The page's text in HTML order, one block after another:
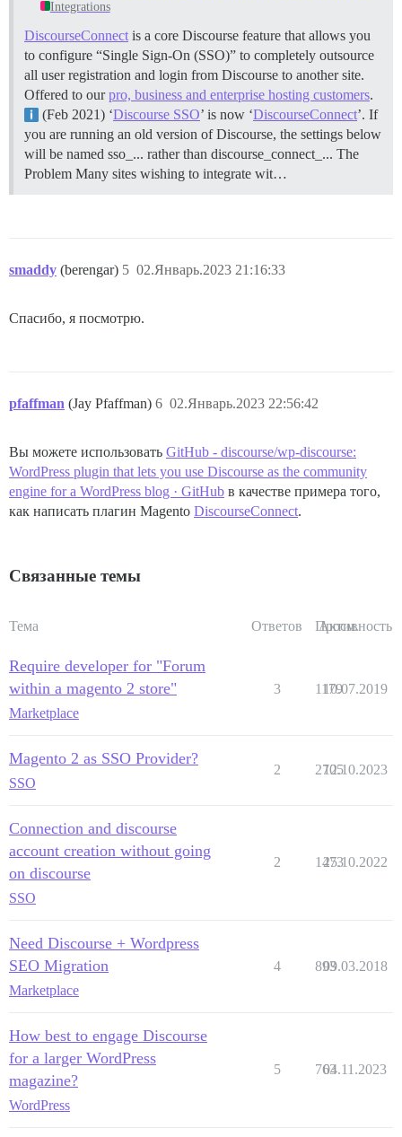
Integrations
DiscourseConnect is a core Discourse feature that allows you
to configure “Single Sign-On (SSO)” to completely outsource
all user registration and login from Discourse to another site.
Offered to ourpro, business and enterprise hosting customers.
(Feb 2021) ‘Discourse SSO’ is now ‘DiscourseConnect’. If
you are running an old version of Discourse, the settings below
will be named sso_... rather than discourse_connect_... The
Problem Many sites wishing to integrate wit…
smaddy (berengar) 02.Январь.2023 21:16:33
5
Спасибо, я посмотрю.
pfaffman (Jay Pfaffman) 02.Январь.2023 22:56:42
6
Вы можете использовать GitHub - discourse/wp-discourse:
WordPress plugin that lets you use Discourse as the community
engine for a WordPress blog · GitHub в качестве примера того,
как написать плагин Magento DiscourseConnect.
Связанные темы
Тема Ответов Просм.
Активность
Require developer for "Forum
within a magento 2 store"
Marketplace
3 1179
10.07.2019
Magento 2 as SSO Provider?
SSO
2 2705
12.10.2023
Connection and discourse
account creation without going
on discourse
SSO
2 1473
25.10.2022
Need Discourse + Wordpress
SEO Migration
Marketplace
4 893
09.03.2018
How best to engage Discourse
for a larger WordPress
magazine?
WordPress
5 763
04.11.2023